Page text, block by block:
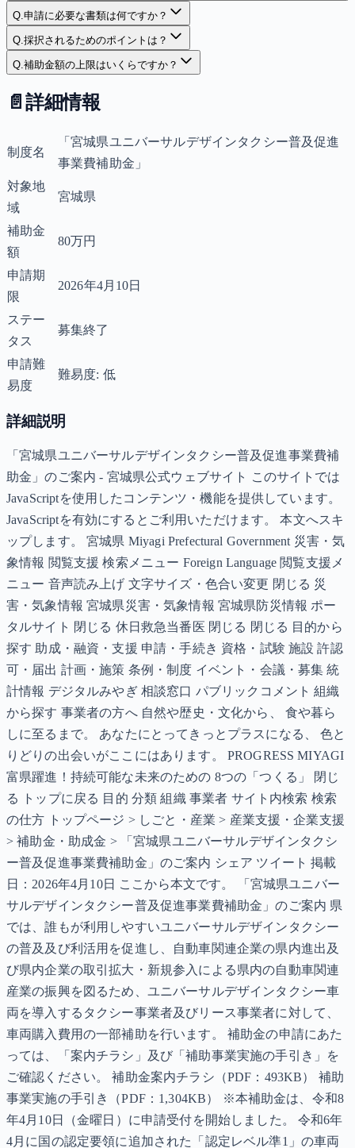
Q.申請に必要な書類は何ですか？
Q.採択されるためのポイントは？
Q.補助金額の上限はいくらですか？
📄 詳細情報
制度名
「宮城県ユニバーサルデザインタクシー普及促進
事業費補助金」
対象地
域
宮城県
補助金
額
80万円
申請期
限
2026年4月10日
ステー
タス
募集終了
申請難
易度
難易度: 低
詳細説明
「宮城県ユニバーサルデザインタクシー普及促進事業費補
助金」のご案内 - 宮城県公式ウェブサイト このサイトでは
JavaScriptを使用したコンテンツ・機能を提供しています。
JavaScriptを有効にするとご利用いただけます。 本文へスキ
ップします。 宮城県 Miyagi Prefectural Government 災害・気
象情報 閲覧支援 検索メニュー Foreign Language 閲覧支援メ
ニュー 音声読み上げ 文字サイズ・色合い変更 閉じる 災
害・気象情報 宮城県災害・気象情報 宮城県防災情報 ポー
タルサイト 閉じる 休日救急当番医 閉じる 閉じる 目的から
探す 助成・融資・支援 申請・手続き 資格・試験 施設 許認
可・届出 計画・施策 条例・制度 イベント・会議・募集 統
計情報 デジタルみやぎ 相談窓口 パブリックコメント 組織
から探す 事業者の方へ 自然や歴史・文化から、 食や暮ら
しに至るまで。 あなたにとってきっとプラスになる、 色と
りどりの出会いがここにはあります。 PROGRESS MIYAGI
富県躍進！持続可能な未来のための 8つの「つくる」 閉じ
る トップに戻る 目的 分類 組織 事業者 サイト内検索 検索
の仕方 トップページ > しごと・産業 > 産業支援・企業支援
> 補助金・助成金 > 「宮城県ユニバーサルデザインタクシ
ー普及促進事業費補助金」のご案内 シェア ツイート 掲載
日：2026年4月10日 ここから本文です。 「宮城県ユニバー
サルデザインタクシー普及促進事業費補助金」のご案内 県
では、誰もが利用しやすいユニバーサルデザインタクシー
の普及及び利活用を促進し、自動車関連企業の県内進出及
び県内企業の取引拡大・新規参入による県内の自動車関連
産業の振興を図るため、ユニバーサルデザインタクシー車
両を導入するタクシー事業者及びリース事業者に対して、
車両購入費用の一部補助を行います。 補助金の申請にあた
っては、「案内チラシ」及び「補助事業実施の手引き」を
ご確認ください。 補助金案内チラシ（PDF：493KB） 補助
事業実施の手引き（PDF：1,304KB） ※本補助金は、令和8
年4月10日（金曜日）に申請受付を開始しました。 令和6年
4月に国の認定要領に追加された「認定レベル準1」の車両